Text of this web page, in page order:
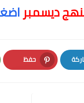
ديسمبر
حفظ
Pinterest